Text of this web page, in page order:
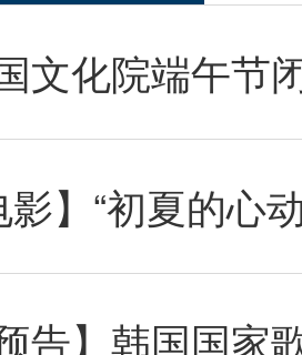
文化院端午节
影】“初夏的
告】韩国国家